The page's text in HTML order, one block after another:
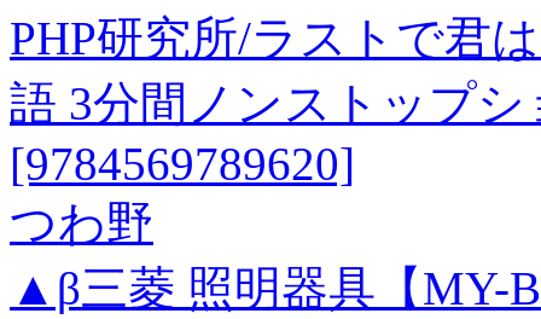
PHP研究所/ラストで君
語 3分間ノンストップ
[9784569789620]
つわ野
▲β三菱 照明器具【MY-